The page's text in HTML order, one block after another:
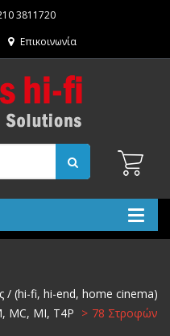
3811720
Επικοινωνία
/ (hi-fi, hi-end, home cinema)
MC, MI, T4P
78 Στροφών